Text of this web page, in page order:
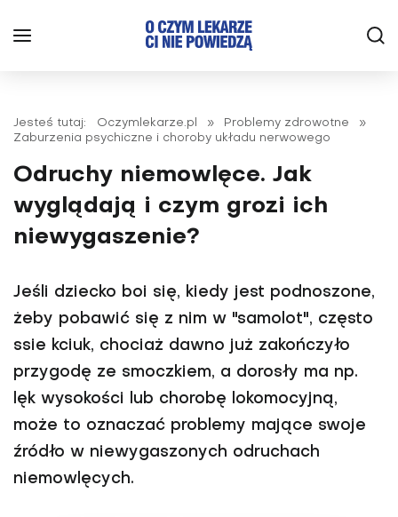
Jesteś tutaj: Oczymlekarze.pl » Problemy zdrowotne
»
Zaburzenia psychiczne i choroby układu nerwowego
Odruchy niemowlęce. Jak
wyglądają i czym grozi ich
niewygaszenie?
Jeśli dziecko boi się, kiedy jest podnoszone,
żeby pobawić się z nim w "samolot", często
ssie kciuk, chociaż dawno już zakończyło
przygodę ze smoczkiem, a dorosły ma np.
lęk wysokości lub chorobę lokomocyjną,
może to oznaczać problemy mające swoje
źródło w niewygaszonych odruchach
niemowlęcych.